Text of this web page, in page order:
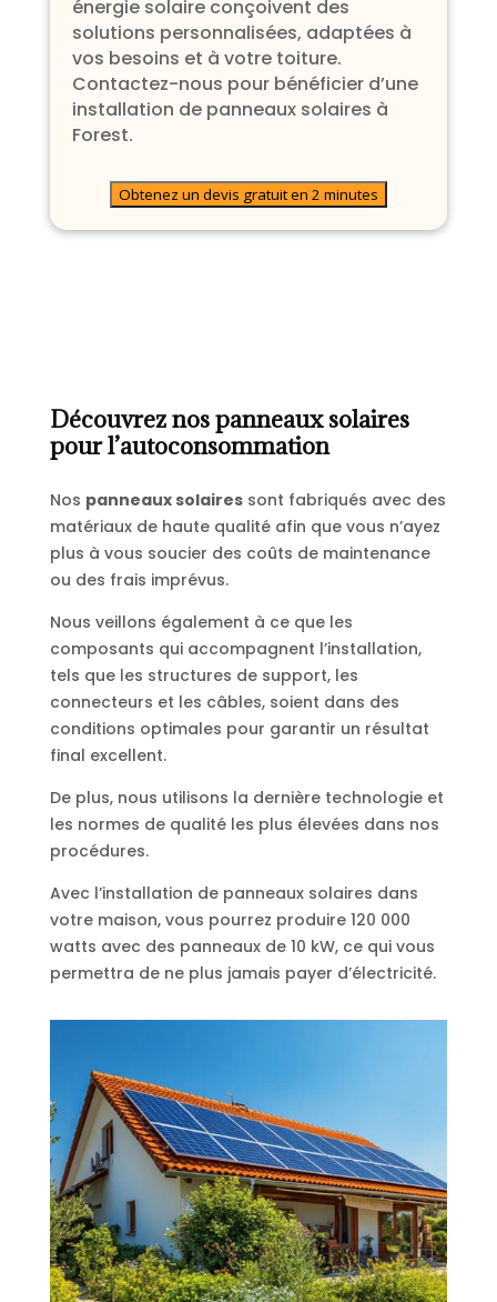
énergie solaire conçoivent des
solutions personnalisées, adaptées à
vos besoins et à votre toiture.
Contactez-nous pour bénéficier d’une
installation de panneaux solaires à
Forest.
Obtenez un devis gratuit en 2 minutes
Découvrez nos panneaux solaires
pour l’autoconsommation
Nos panneaux solairessont fabriqués avec des
matériaux de haute qualité afin que vous n’ayez
plus à vous soucier des coûts de maintenance
ou des frais imprévus.
Nous veillons également à ce que les
composants qui accompagnent l’installation,
tels que les structures de support, les
connecteurs et les câbles, soient dans des
conditions optimales pour garantir un résultat
final excellent.
De plus, nous utilisons la dernière technologie et
les normes de qualité les plus élevées dans nos
procédures.
Avec l’installation de panneaux solaires dans
votre maison, vous pourrez produire 120 000
watts avec des panneaux de 10 kW, ce qui vous
permettra de ne plus jamais payer d’électricité.